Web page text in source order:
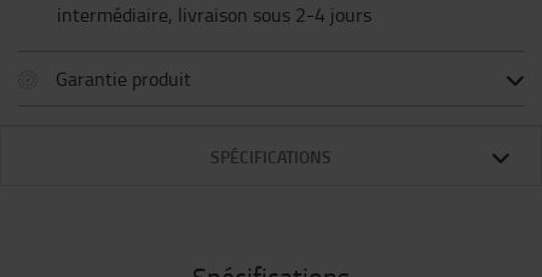
intermédiaire, livraison sous 2-4 jours
Garantie produit
SPÉCIFICATIONS